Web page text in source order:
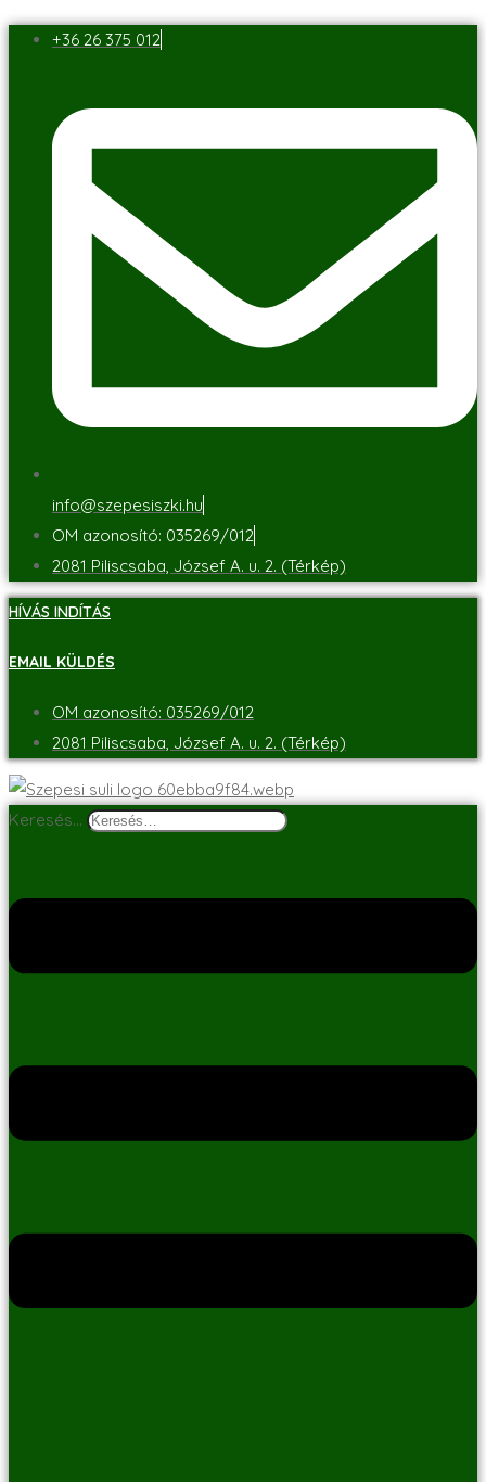
+36 26 375 012
info@szepesiszki.hu
OM azonosító: 035269/012
2081 Piliscsaba, József A. u. 2. (Térkép)
HÍVÁS INDÍTÁS
EMAIL KÜLDÉS
OM azonosító: 035269/012
2081 Piliscsaba, József A. u. 2. (Térkép)
Keresés…